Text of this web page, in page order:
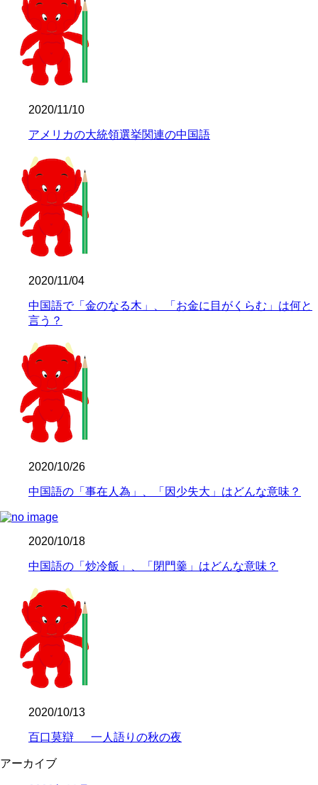
2020/11/10
アメリカの大統領選挙関連の中国語
2020/11/04
中国語で「金のなる木」、「お金に目がくらむ」は何と
言う？
2020/10/26
中国語の「事在人為」、「因少失大」はどんな意味？
2020/10/18
中国語の「炒冷飯」、「閉門羹」はどんな意味？
2020/10/13
百口莫辯 一人語りの秋の夜
アーカイブ